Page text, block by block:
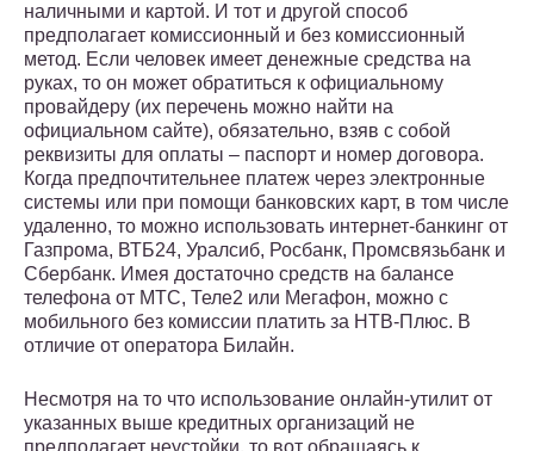
наличными и картой. И тот и другой способ
предполагает комиссионный и без комиссионный
метод. Если человек имеет денежные средства на
руках, то он может обратиться к официальному
провайдеру (их перечень можно найти на
официальном сайте), обязательно, взяв с собой
реквизиты для оплаты – паспорт и номер договора.
Когда предпочтительнее платеж через электронные
системы или при помощи банковских карт, в том числе
удаленно, то можно использовать интернет-банкинг от
Газпрома, ВТБ24, Уралсиб, Росбанк, Промсвязьбанк и
Сбербанк. Имея достаточно средств на балансе
телефона от МТС, Теле2 или Мегафон, можно с
мобильного без комиссии платить за НТВ-Плюс. В
отличие от оператора Билайн.
Несмотря на то что использование онлайн-утилит от
указанных выше кредитных организаций не